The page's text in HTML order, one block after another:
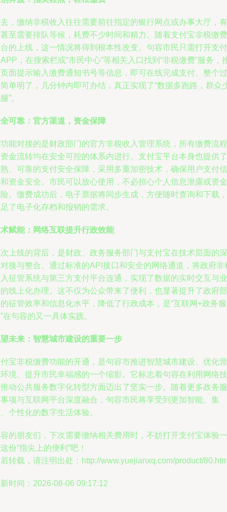
，缴纳非税收入往往需要前往指定的银行网点或办事大厅，有
至需要排队等候，耗费不少时间和精力。随着支付宝非税缴费
的上线，这一情况将得到根本性改变。句容市民只需打开支付
，在搜索栏或“市民中心”等相关入口找到“非税缴费”服务，
面提示输入缴费通知书号等信息，即可在线完成支付。整个过
单明了，几分钟内即可办结，真正实现了“数据多跑路，群众
”。
可靠：官方渠道，资金保障
能对接的是财政部门的官方非税收入管理系统，所有缴费流程
金流转均在安全可控的体系内进行。支付宝平台本身也提供了
、可靠的支付安全保障，采用多重加密技术，确保用户支付信
资金安全。市民可以放心使用，不必担心个人信息泄露或资金
。缴费成功后，电子票据将同步生成，方便随时查询和下载，
了电子化存档和报销的需求。
赋能：网络互联提升行政效能
上线的背后，是财政、政务服务部门与支付宝在技术层面的深
接与整合。通过标准的API接口和安全的网络通道，将政府非
征管系统与第三方支付平台连通，实现了数据的实时交互与业
线上化办理。这不仅为公众带来了便利，也显著提升了政府部
征管效率和信息化水平，降低了行政成本，是“互联网+政务服
在句容的又一具体实践。
未来：智慧城市建设的重要一步
宝非税缴费功能的开通，是句容市推进智慧城市建设、优化营
境、提升市民幸福感的一个缩影。它标志着句容在利用网络技
动公共服务数字化转型方面迈出了坚实一步。随着更多政务服
项与互联网平台深度融合，句容市民将享受到更加智能、集
个性化的数字生活体验。
的朋友们，下次需要缴纳相关费用时，不妨打开支付宝体验一
份“指尖上的便利”吧！
转载，请注明出处：http://www.yuejianxq.com/product/
时间：2026-08-06 09:17:12